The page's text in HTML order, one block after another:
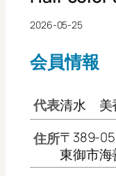
2026-05-25
会員情報
代表清水 美
住所〒389-
東御市海